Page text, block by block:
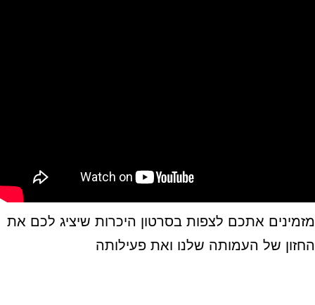
מזמינים אתכם לצפות בסרטון היכרות שיציג לכם את
החזון של העמותה שלנו ואת פעילותה